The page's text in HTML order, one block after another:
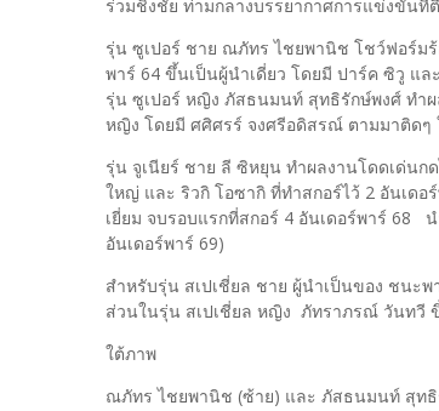
ร่วมชิงชัย ท่ามกลางบรรยากาศการแข่งขันที่
รุ่น ซูเปอร์ ชาย ณภัทร ไชยพานิช โชว์ฟอร์มร้
พาร์ 64 ขึ้นเป็นผู้นำเดี่ยว โดยมี ปาร์ค ซิวู แ
รุ่น ซูเปอร์ หญิง ภัสธนมนท์ สุทธิรักษ์พงศ์ ทำผ
หญิง โดยมี ศศิศรร์ จงศรีอดิสรณ์ ตามมาติดๆ
รุ่น จูเนียร์ ชาย ลี ซิหยุน ทำผลงานโดดเด่นก
ใหญ่ และ ริวกิ โอซากิ ที่ทำสกอร์ไว้ 2 อันเด
เยี่ยม จบรอบแรกที่สกอร์ 4 อันเดอร์พาร์ 68
อันเดอร์พาร์ 69)
สำหรับรุ่น สเปเชี่ยล ชาย ผู้นำเป็นของ ชนะ
ส่วนในรุ่น สเปเชี่ยล หญิง ภัทราภรณ์ วันทวี
ใต้ภาพ
ณภัทร ไชยพานิช (ซ้าย) และ ภัสธนมนท์ สุทธิ